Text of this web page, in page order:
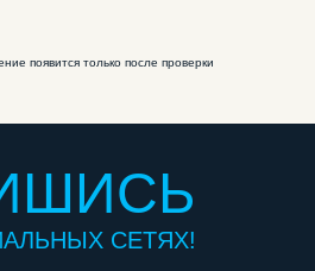
появится только после проверки